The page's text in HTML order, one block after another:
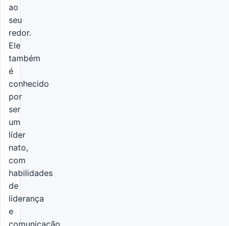
ao
seu
redor.
Ele
também
é
conhecido
por
ser
um
líder
nato,
com
habilidades
de
liderança
e
comunicação